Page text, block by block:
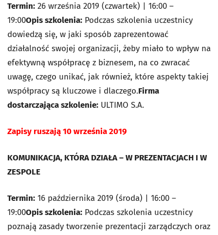
Termin: 26 września 2019 (czwartek) | 16:00 –
19:00Opis szkolenia: Podczas szkolenia uczestnicy
dowiedzą się, w jaki sposób zaprezentować
działalność swojej organizacji, żeby miało to wpływ na
efektywną współpracę z biznesem, na co zwracać
uwagę, czego unikać, jak również, które aspekty takiej
współpracy są kluczowe i dlaczego.Firma
dostarczająca szkolenie: ULTIMO S.A.
Zapisy ruszają 10 września 2019
KOMUNIKACJA, KTÓRA DZIAŁA – W PREZENTACJACH I W
ZESPOLE
Termin: 16 października 2019 (środa) | 16:00 –
19:00Opis szkolenia: Podczas szkolenia uczestnicy
poznają zasady tworzenie prezentacji zarządczych oraz